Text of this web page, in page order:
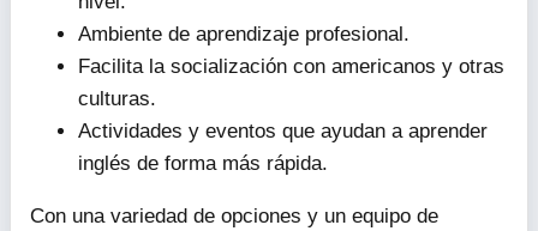
Ambiente de aprendizaje profesional.
Facilita la socialización con americanos y otras
culturas.
Actividades y eventos que ayudan a aprender
inglés de forma más rápida.
Con una variedad de opciones y un equipo de